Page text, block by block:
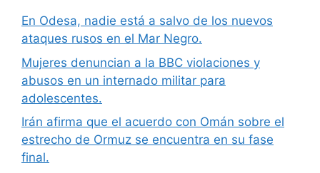
En Odesa, nadie está a salvo de los nuevos
ataques rusos en el Mar Negro.
Mujeres denuncian a la BBC violaciones y
abusos en un internado militar para
adolescentes.
Irán afirma que el acuerdo con Omán sobre el
estrecho de Ormuz se encuentra en su fase
final.